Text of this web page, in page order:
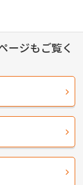
ージもご覧く